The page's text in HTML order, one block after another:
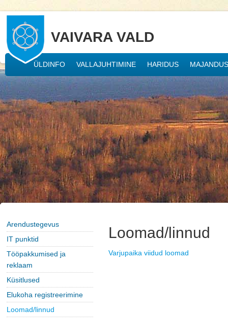
VAIVARA VALD
ÜLDINFO VALLAJUHTIMINE HARIDUS MAJANDUS
Arendustegevus
IT punktid
Tööpakkumised ja
reklaam
Küsitlused
Elukoha registreerimine
Loomad/linnud
Loomad/linnud
Varjupaika viidud loomad